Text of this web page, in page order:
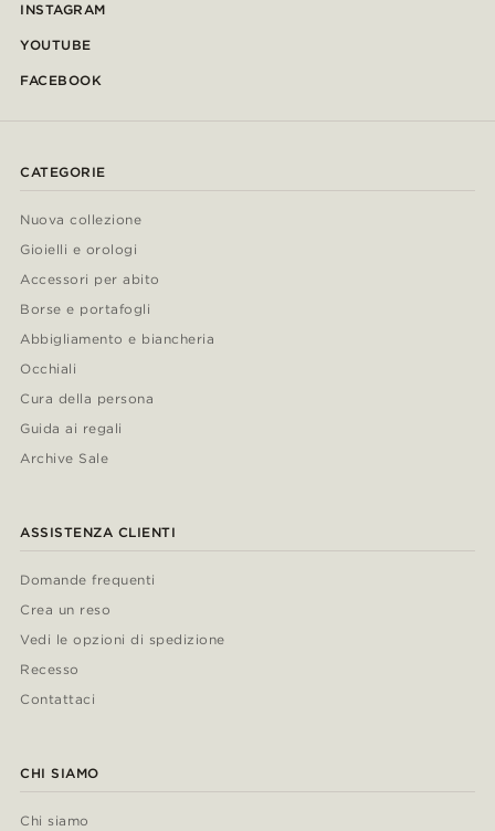
INSTAGRAM
YOUTUBE
FACEBOOK
CATEGORIE
Nuova collezione
Gioielli e orologi
Accessori per abito
Borse e portafogli
Abbigliamento e biancheria
Occhiali
Cura della persona
Guida ai regali
Archive Sale
ASSISTENZA CLIENTI
Domande frequenti
Crea un reso
Vedi le opzioni di spedizione
Recesso
Contattaci
CHI SIAMO
Chi siamo